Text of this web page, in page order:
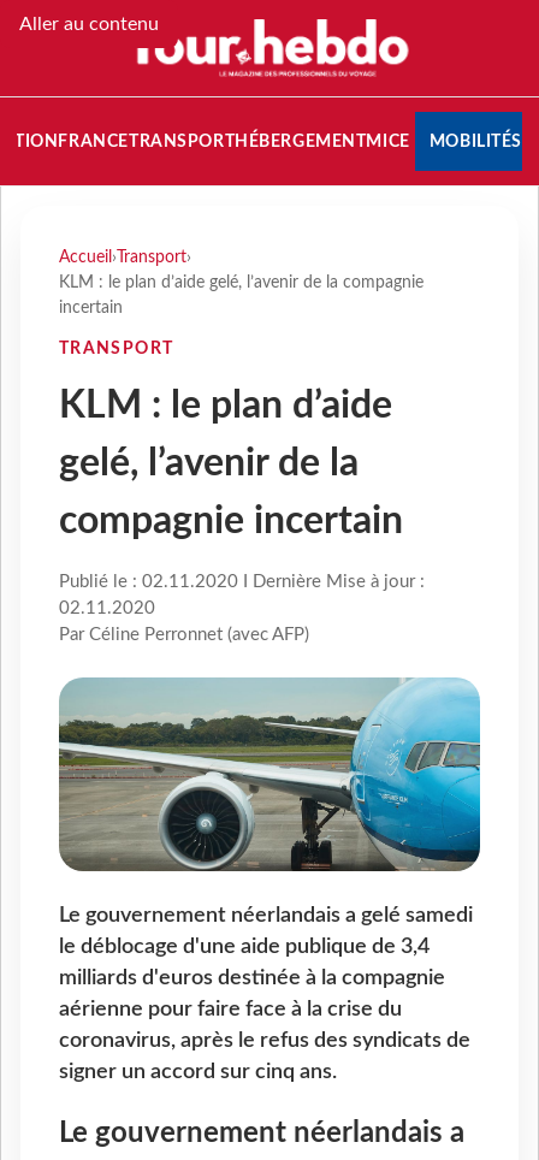
Aller au contenu
FRANCETRANSPORT HÉBERGEMENTMICE MOBILITÉS
Accueil › Transport›
KLM : le plan d’aide gelé, l’avenir de la compagnie
incertain
TRANSPORT
KLM : le plan d’aide
gelé, l’avenir de la
compagnie incertain
Publié le : 02.11.2020 I Dernière Mise à jour :
02.11.2020
Par Céline Perronnet (avec AFP)
Le gouvernement néerlandais a gelé samedi
le déblocage d'une aide publique de 3,4
milliards d'euros destinée à la compagnie
aérienne pour faire face à la crise du
coronavirus, après le refus des syndicats de
signer un accord sur cinq ans.
Le gouvernement néerlandais a